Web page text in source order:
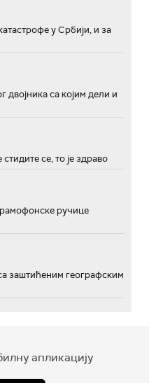
у Србији, и за
двојника са којим дели и
се, то је здраво
ручице
заштићеним географским
апликацију